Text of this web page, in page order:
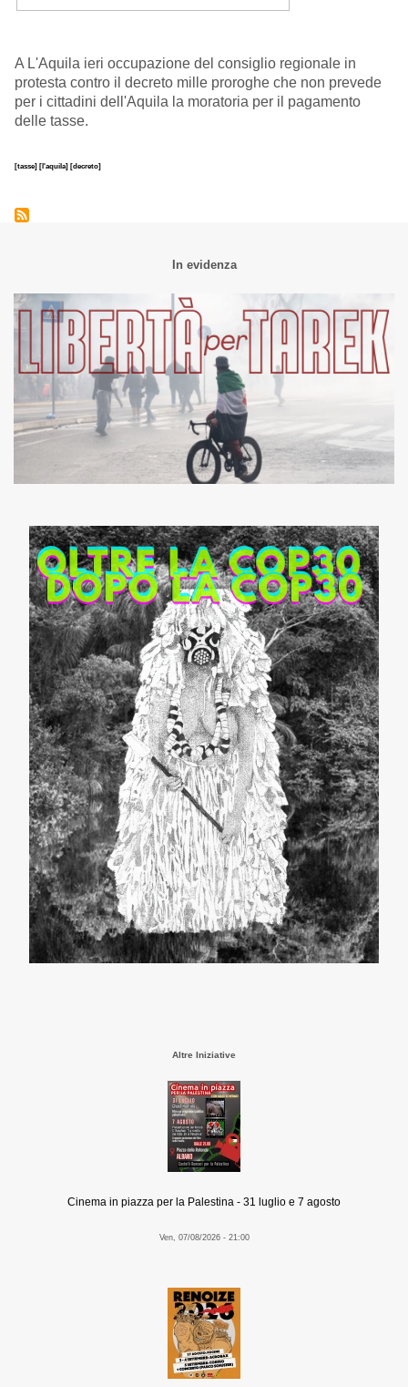
A L'Aquila ieri occupazione del consiglio regionale in
protesta contro il decreto mille proroghe che non prevede
per i cittadini dell'Aquila la moratoria per il pagamento
delle tasse.
[tasse] [l'aquila] [decreto]
In evidenza
Altre Iniziative
Cinema in piazza per la Palestina - 31 luglio e 7 agosto
Ven, 07/08/2026 - 21:00